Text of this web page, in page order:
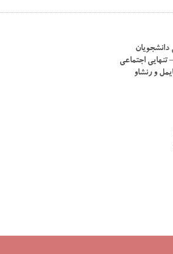
تنهایی اجتماعی
و رنشاو